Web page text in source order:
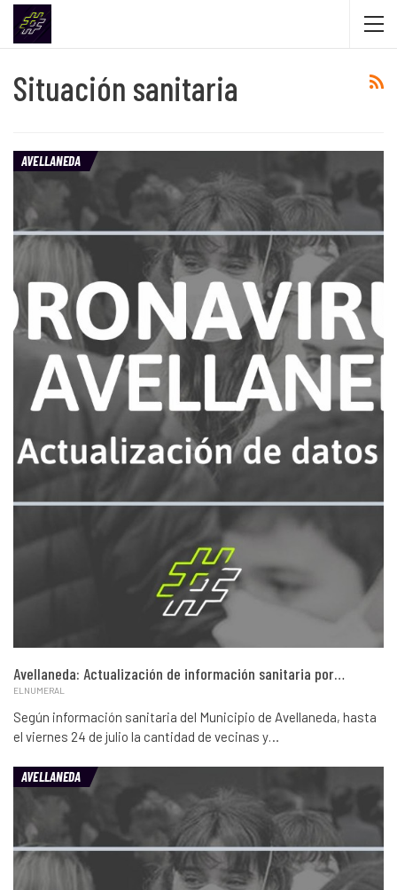
Situación sanitaria
AVELLANEDA
Avellaneda: Actualización de información sanitaria por…
ELNUMERAL
Según información sanitaria del Municipio de Avellaneda, hasta
el viernes 24 de julio la cantidad de vecinas y…
AVELLANEDA